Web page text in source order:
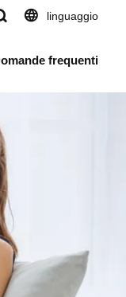
linguaggio
frequenti